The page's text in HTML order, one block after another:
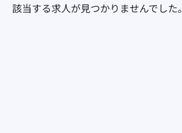
該当する求人が見つかりませんでした。